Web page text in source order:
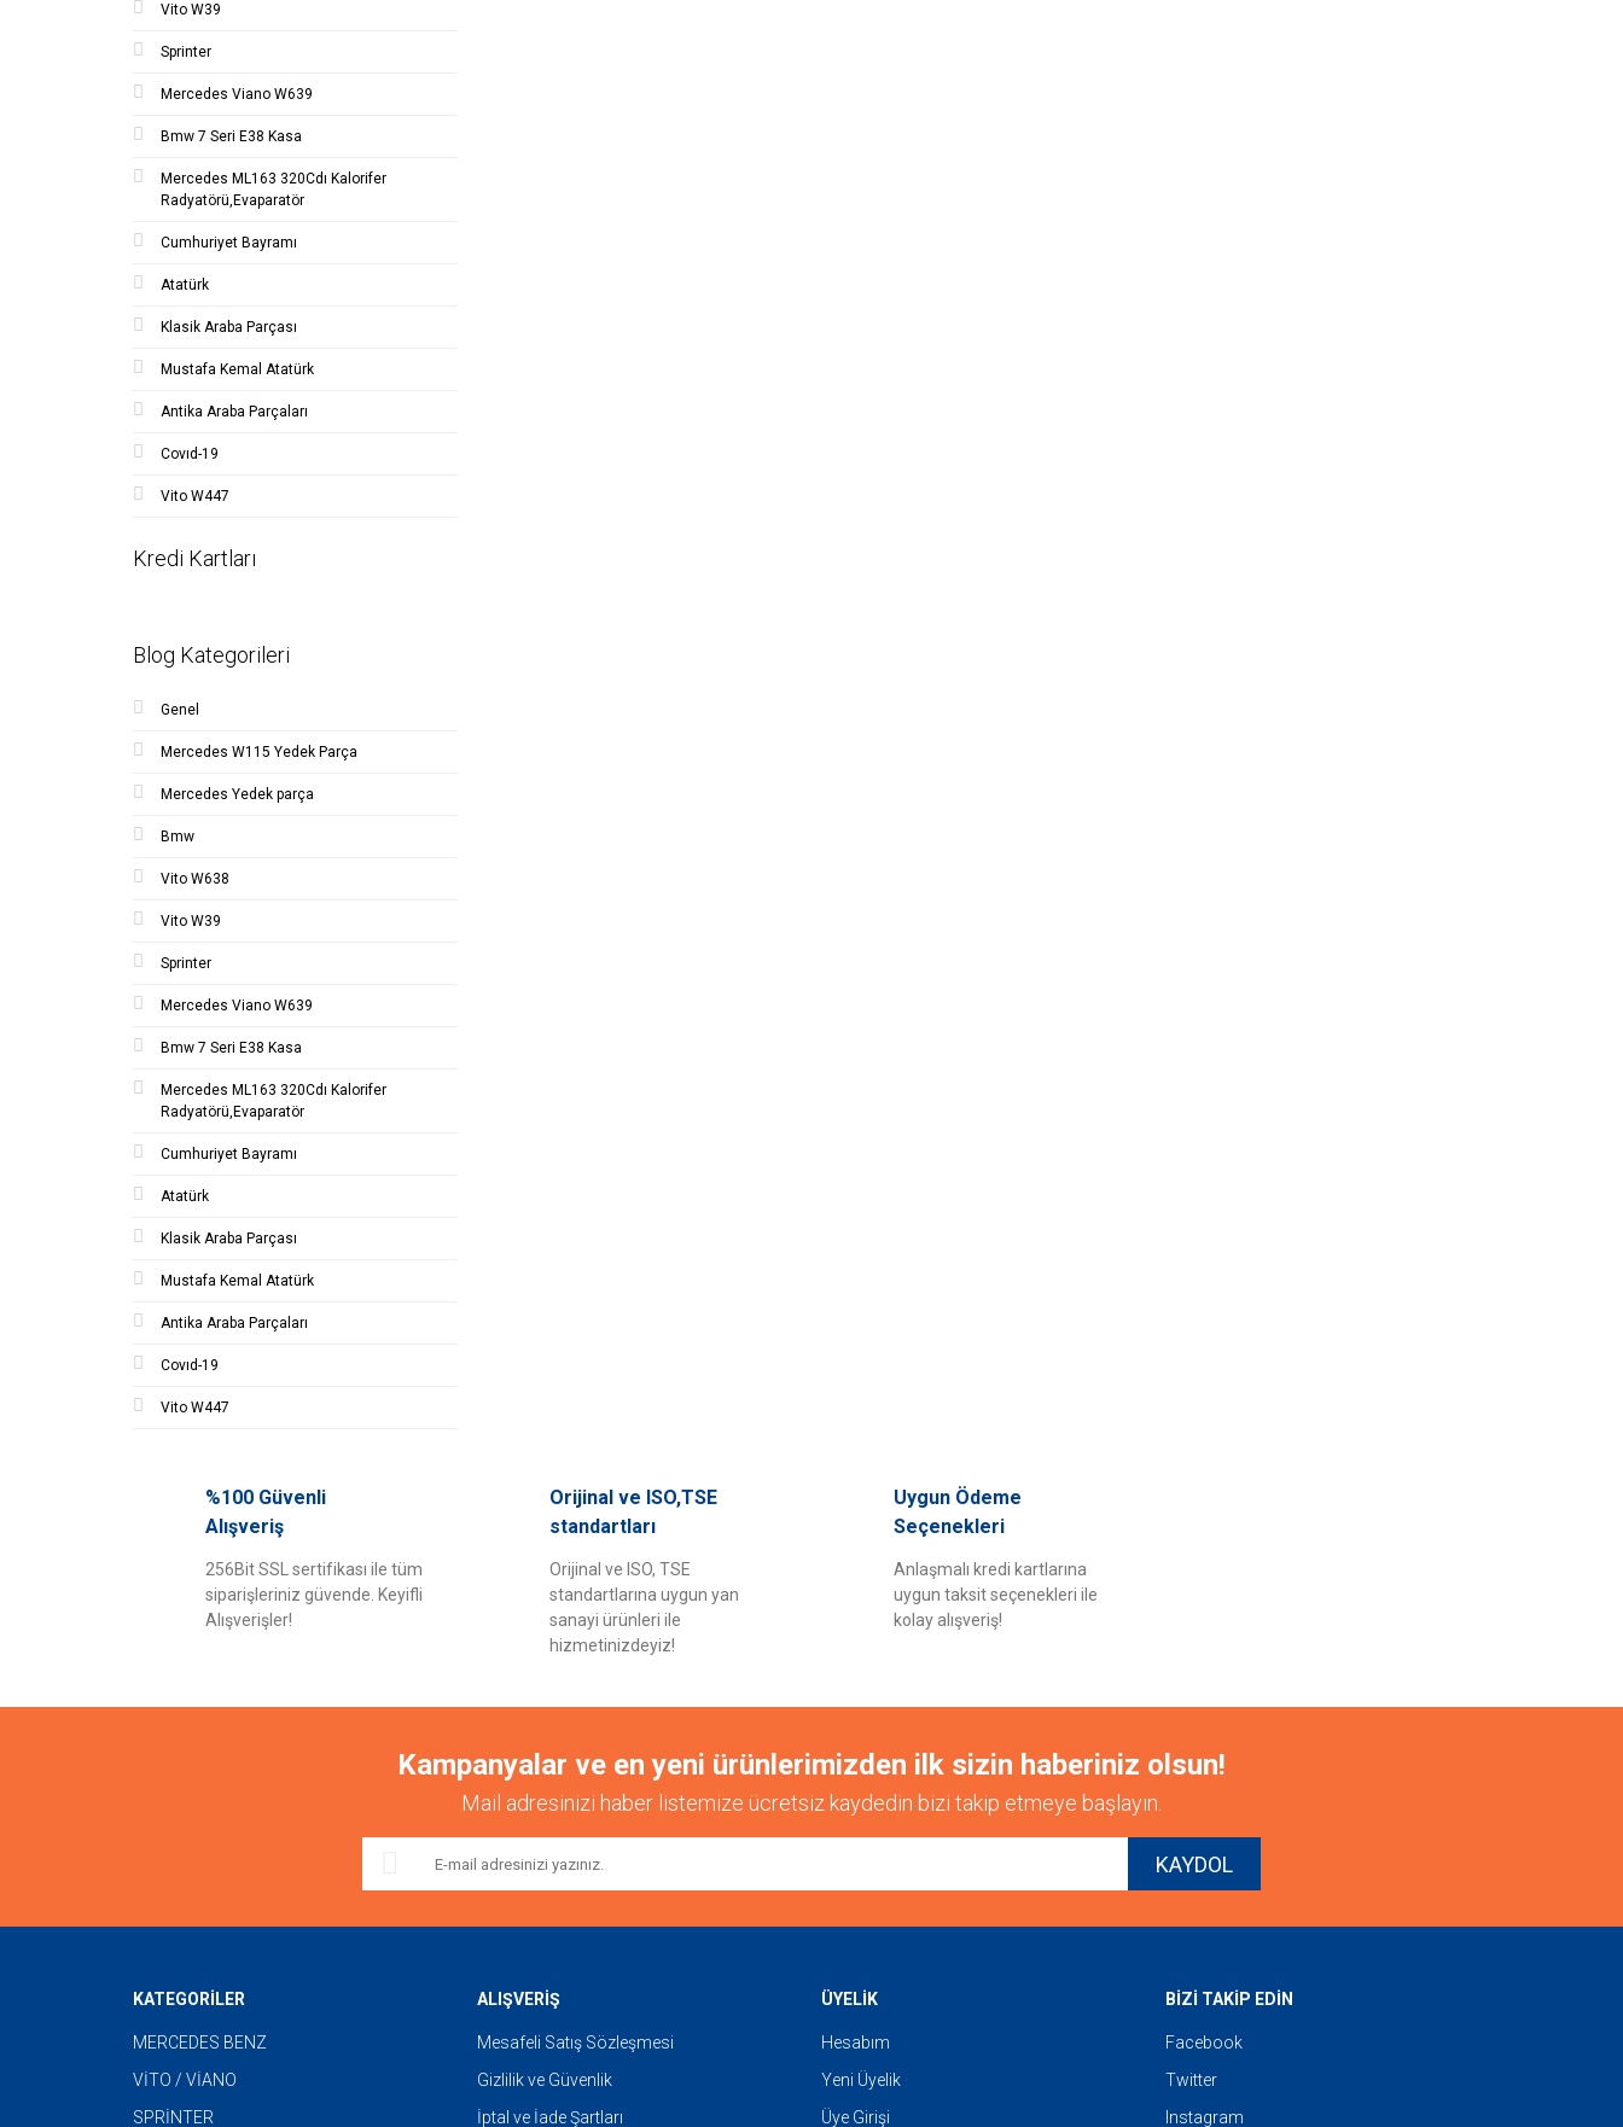
Vito W39
Sprinter
Mercedes Viano W639
Bmw 7 Seri E38 Kasa
Mercedes ML163 320Cdı Kalorifer
Radyatörü,Evaparatör
Cumhuriyet Bayramı
Atatürk
Klasik Araba Parçası
Mustafa Kemal Atatürk
Antika Araba Parçaları
Covıd-19
Vito W447
Kredi Kartları
Blog Kategorileri
Genel
Mercedes W115 Yedek Parça
Mercedes Yedek parça
Bmw
Vito W638
Vito W39
Sprinter
Mercedes Viano W639
Bmw 7 Seri E38 Kasa
Mercedes ML163 320Cdı Kalorifer
Radyatörü,Evaparatör
Cumhuriyet Bayramı
Atatürk
Klasik Araba Parçası
Mustafa Kemal Atatürk
Antika Araba Parçaları
Covıd-19
Vito W447
%100 Güvenli
Alışveriş
256Bit SSL sertifikası ile tüm
siparişleriniz güvende. Keyifli
Alışverişler!
Orijinal ve ISO,TSE
standartları
Orijinal ve ISO, TSE
standartlarına uygun yan
sanayi ürünleri ile
hizmetinizdeyiz!
Uygun Ödeme
Seçenekleri
Anlaşmalı kredi kartlarına
uygun taksit seçenekleri ile
kolay alışveriş!
Kampanyalar ve en yeni ürünlerimizden ilk sizin haberiniz olsun!
Mail adresinizi haber listemize ücretsiz kaydedin bizi takip etmeye başlayın.
KAYDOL
KATEGORİLER
MERCEDES BENZ
VİTO / VİANO
SPRİNTER
ALIŞVERİŞ
Mesafeli Satış Sözleşmesi
Gizlilik ve Güvenlik
İptal ve İade Şartları
ÜYELİK
Hesabım
Yeni Üyelik
Üye Girişi
BİZİ TAKİP EDİN
Facebook
Twitter
Instagram